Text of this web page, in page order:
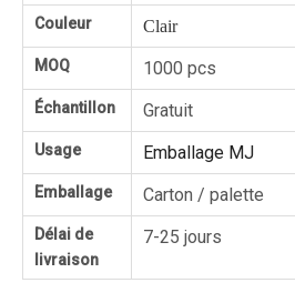
Couleur Clair
MOQ 1000 pcs
Échantillon Gratuit
Usage Emballage MJ
Emballage Carton / palette
Délai de
livraison
7-25 jours